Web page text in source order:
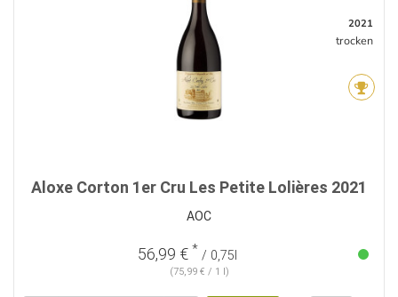
2021
trocken
Aloxe Corton 1er Cru Les Petite Lolières 2021
AOC
56,99 € * / 0,75l
(75,99 € / 1 l)